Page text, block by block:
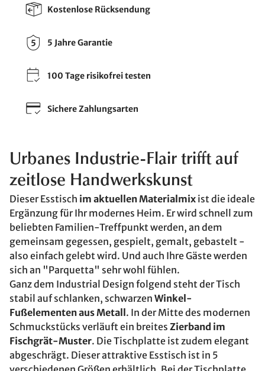
Kostenlose Rücksendung
5 Jahre Garantie
100 Tage risikofrei testen
Sichere Zahlungsarten
Urbanes Industrie-Flair trifft auf
zeitlose Handwerkskunst
Dieser Esstisch im aktuellen Materialmix ist die ideale
Ergänzung für Ihr modernes Heim. Er wird schnell zum
beliebten Familien-Treffpunkt werden, an dem
gemeinsam gegessen, gespielt, gemalt, gebastelt -
also einfach gelebt wird. Und auch Ihre Gäste werden
sich an "Parquetta" sehr wohl fühlen.
Ganz dem Industrial Design folgend steht der Tisch
stabil auf schlanken, schwarzen Winkel-
Fußelementen aus Metall . In der Mitte des modernen
Schmuckstücks verläuft ein breites Zierband im
Fischgrät-Muster. Die Tischplatte ist zudem elegant
abgeschrägt. Dieser attraktive Esstisch ist in 5